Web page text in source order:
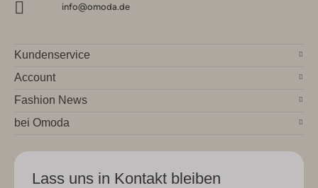
info@omoda.de
Kundenservice
Account
Fashion News
bei Omoda
Lass uns in Kontakt bleiben